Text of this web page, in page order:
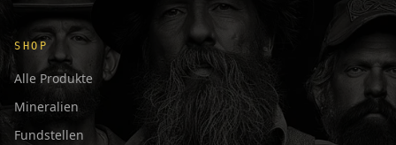
SHOP
Alle Produkte
Mineralien
Fundstellen